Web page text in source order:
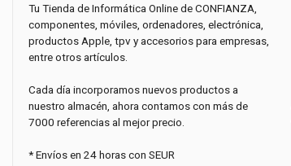
Tu Tienda de Informática Online de CONFIANZA,
componentes, móviles, ordenadores, electrónica,
productos Apple, tpv y accesorios para empresas,
entre otros artículos.
Cada día incorporamos nuevos productos a
nuestro almacén, ahora contamos con más de
7000 referencias al mejor precio.
* Envíos en 24 horas con SEUR